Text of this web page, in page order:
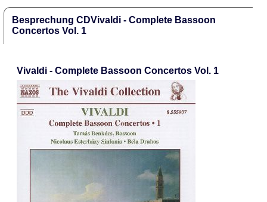
Besprechung CDVivaldi - Complete Bassoon
Concertos Vol. 1
Vivaldi - Complete Bassoon Concertos Vol. 1